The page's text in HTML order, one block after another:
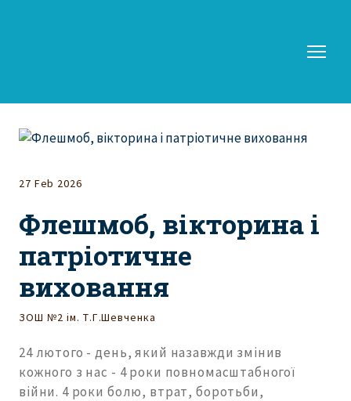
27 Feb 2026
Флешмоб, вікторина і
патріотичне
виховання
ЗОШ №2 ім. Т.Г.Шевченка
24 лютого - день, який назавжди змінив
кожного з нас - 4 роки повномасштабногої
війни. 4 роки болю, втрат, боротьби,